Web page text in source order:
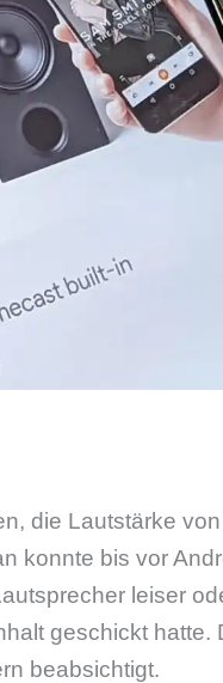
die Lautstärke
konnte bis vor
leiser
geschickt hatte.
beabsichtigt.